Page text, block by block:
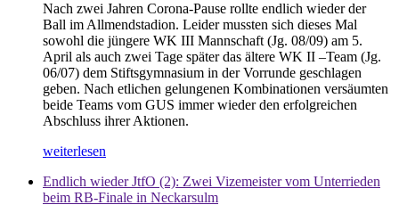
Nach zwei Jahren Corona-Pause rollte endlich wieder der
Ball im Allmendstadion. Leider mussten sich dieses Mal
sowohl die jüngere WK III Mannschaft (Jg. 08/09) am 5.
April als auch zwei Tage später das ältere WK II –Team (Jg.
06/07) dem Stiftsgymnasium in der Vorrunde geschlagen
geben. Nach etlichen gelungenen Kombinationen versäumten
beide Teams vom GUS immer wieder den erfolgreichen
Abschluss ihrer Aktionen.
weiterlesen
Endlich wieder JtfO (2): Zwei Vizemeister vom Unterrieden
beim RB-Finale in Neckarsulm